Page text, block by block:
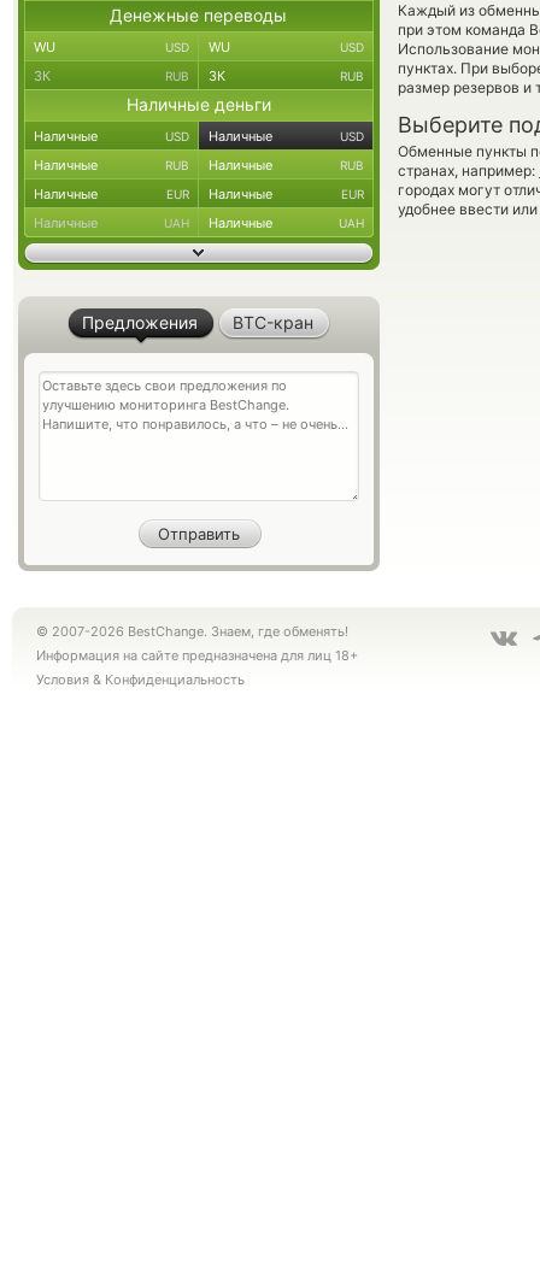
Каждый из
при этом команда
Использование
пунктах. При
размер резервов и
Выберите
Обменные пункты
странах, например:
городах могут
удобнее ввести
Денежные переводы
WU USD WU USD
ЗК RUB ЗК RUB
Наличные деньги
Наличные USD Наличные USD
Наличные RUB Наличные RUB
Наличные EUR Наличные EUR
Наличные UAH Наличные UAH
Предложения BTC-кран
© 2007-2026 BestChange. Знаем, где обменять!
Информация на сайте предназначена для лиц 18+
Условия & Конфиденциальность